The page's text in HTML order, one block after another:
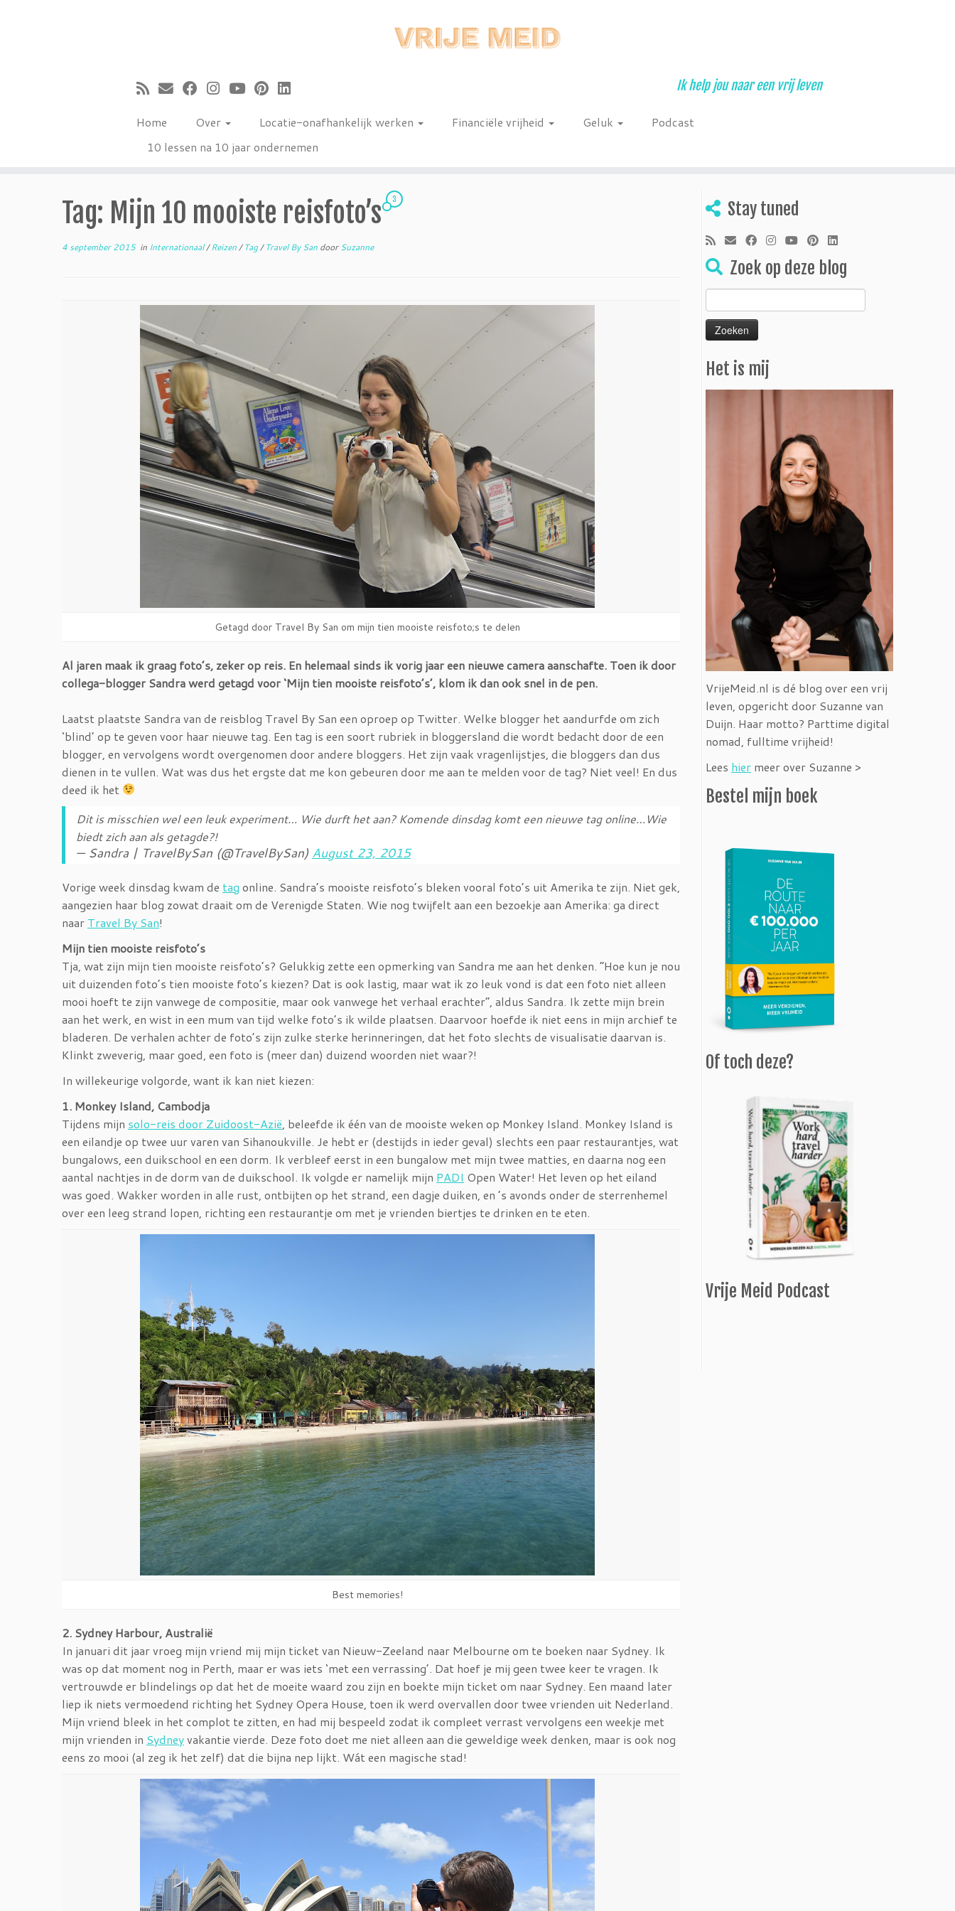
Ik help jou naar een vrij leven
Home Over Locatie-onafhankelijk werken Financiële vrijheid Geluk
Podcast
10 lessen na 10 jaar ondernemen
Tag: Mijn 10 mooiste reisfoto’s 3
4 september 2015in Internationaal/Reizen/Tag/Travel By San doorSuzanne
Getagd door Travel By San om mijn tien mooiste reisfoto;s te delen
Al jaren maak ik graag foto’s, zeker op reis. En helemaal sinds ik vorig jaar een nieuwe camera aanschafte. Toen ik door
collega-blogger Sandra werd getagd voor ‘Mijn tien mooiste reisfoto’s’, klom ik dan ook snel in de pen.
Laatst plaatste Sandra van de reisblog Travel By San een oproep op Twitter. Welke blogger het aandurfde om zich
‘blind’ op te geven voor haar nieuwe tag. Een tag is een soort rubriek in bloggersland die wordt bedacht door de een
blogger, en vervolgens wordt overgenomen door andere bloggers. Het zijn vaak vragenlijstjes, die bloggers dan dus
dienen in te vullen. Wat was dus het ergste dat me kon gebeuren door me aan te melden voor de tag? Niet veel! En dus
deed ik het
Dit is misschien wel een leuk experiment… Wie durft het aan? Komende dinsdag komt een nieuwe tag online…Wie
biedt zich aan als getagde?!
— Sandra | TravelBySan (@TravelBySan) August 23, 2015
Vorige week dinsdag kwam de tag online. Sandra’s mooiste reisfoto’s bleken vooral foto’s uit Amerika te zijn. Niet gek,
aangezien haar blog zowat draait om de Verenigde Staten. Wie nog twijfelt aan een bezoekje aan Amerika: ga direct
naar Travel By San!
Mijn tien mooiste reisfoto’s
Tja, wat zijn mijn tien mooiste reisfoto’s? Gelukkig zette een opmerking van Sandra me aan het denken. “Hoe kun je nou
uit duizenden foto’s tien mooiste foto’s kiezen? Dat is ook lastig, maar wat ik zo leuk vond is dat een foto niet alleen
mooi hoeft te zijn vanwege de compositie, maar ook vanwege het verhaal erachter”, aldus Sandra. Ik zette mijn brein
aan het werk, en wist in een mum van tijd welke foto’s ik wilde plaatsen. Daarvoor hoefde ik niet eens in mijn archief te
bladeren. De verhalen achter de foto’s zijn zulke sterke herinneringen, dat het foto slechts de visualisatie daarvan is.
Klinkt zweverig, maar goed, een foto is (meer dan) duizend woorden niet waar?!
In willekeurige volgorde, want ik kan niet kiezen:
1. Monkey Island, Cambodja
Tijdens mijn solo-reis door Zuidoost-Azië, beleefde ik één van de mooiste weken op Monkey Island. Monkey Island is
een eilandje op twee uur varen van Sihanoukville. Je hebt er (destijds in ieder geval) slechts een paar restaurantjes, wat
bungalows, een duikschool en een dorm. Ik verbleef eerst in een bungalow met mijn twee matties, en daarna nog een
aantal nachtjes in de dorm van de duikschool. Ik volgde er namelijk mijn PADI Open Water! Het leven op het eiland
was goed. Wakker worden in alle rust, ontbijten op het strand, een dagje duiken, en ’s avonds onder de sterrenhemel
over een leeg strand lopen, richting een restaurantje om met je vrienden biertjes te drinken en te eten.
Best memories!
2. Sydney Harbour, Australië
In januari dit jaar vroeg mijn vriend mij mijn ticket van Nieuw-Zeeland naar Melbourne om te boeken naar Sydney. Ik
was op dat moment nog in Perth, maar er was iets ‘met een verrassing’. Dat hoef je mij geen twee keer te vragen. Ik
vertrouwde er blindelings op dat het de moeite waard zou zijn en boekte mijn ticket om naar Sydney. Een maand later
liep ik niets vermoedend richting het Sydney Opera House, toen ik werd overvallen door twee vrienden uit Nederland.
Mijn vriend bleek in het complot te zitten, en had mij bespeeld zodat ik compleet verrast vervolgens een weekje met
mijn vrienden in Sydneyvakantie vierde. Deze foto doet me niet alleen aan die geweldige week denken, maar is ook nog
eens zo mooi (al zeg ik het zelf) dat die bijna nep lijkt. Wát een magische stad!
Stay tuned
Zoek op deze blog
Zoeken
naar:
Het is mij
VrijeMeid.nl is dé blog over een vrij
leven, opgericht door Suzanne van
Duijn. Haar motto? Parttime digital
nomad, fulltime vrijheid!
Lees hier meer over Suzanne >
Bestel mijn boek
Of toch deze?
Vrije Meid Podcast